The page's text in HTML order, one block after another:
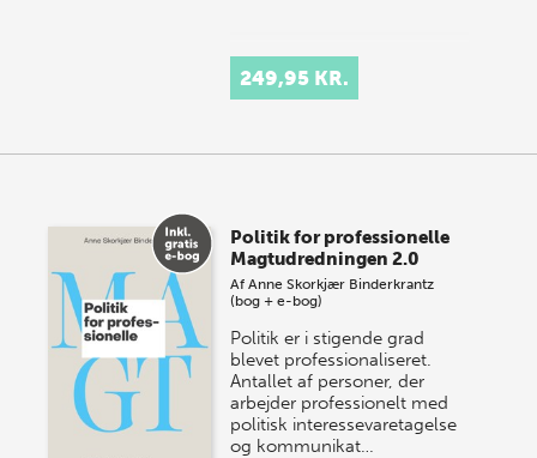
249,95 KR.
Politik for professionelle
Magtudredningen 2.0
AfAnne Skorkjær Binderkrantz
(bog + e-bog)
Politik er i stigende grad
blevet professionaliseret.
Antallet af personer, der
arbejder professionelt med
politisk interessevaretagelse
og kommunikat…